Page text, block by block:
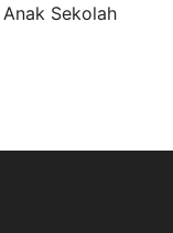
Sekolah